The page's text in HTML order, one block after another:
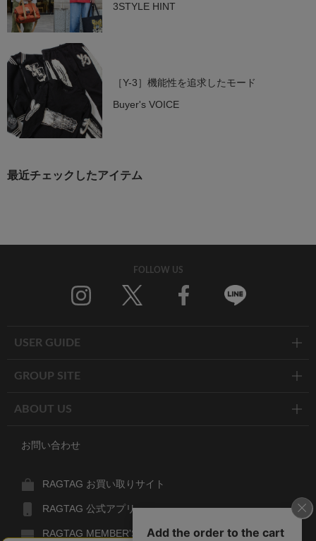
3STYLE HINT
［Y-3］機能性を追求したモード
Buyer's VOICE
最近チェックしたアイテム
FOLLOW US
USER GUIDE
GROUP SITE
ABOUT US
お問い合わせ
RAGTAG お買い取りサイト
RAGTAG 公式アプリ
RAGTAG MEMBER'S CARD